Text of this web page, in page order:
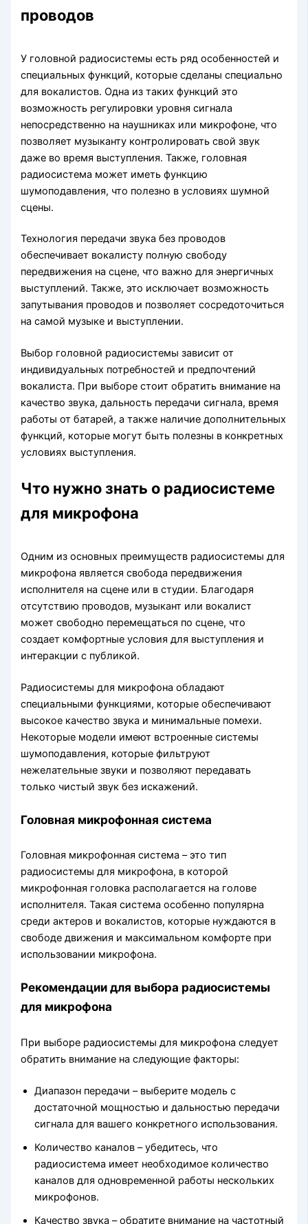
проводов
У головной радиосистемы есть ряд особенностей и
специальных функций, которые сделаны специально
для вокалистов. Одна из таких функций это
возможность регулировки уровня сигнала
непосредственно на наушниках или микрофоне, что
позволяет музыканту контролировать свой звук
даже во время выступления. Также, головная
радиосистема может иметь функцию
шумоподавления, что полезно в условиях шумной
сцены.
Технология передачи звука без проводов
обеспечивает вокалисту полную свободу
передвижения на сцене, что важно для энергичных
выступлений. Также, это исключает возможность
запутывания проводов и позволяет сосредоточиться
на самой музыке и выступлении.
Выбор головной радиосистемы зависит от
индивидуальных потребностей и предпочтений
вокалиста. При выборе стоит обратить внимание на
качество звука, дальность передачи сигнала, время
работы от батарей, а также наличие дополнительных
функций, которые могут быть полезны в конкретных
условиях выступления.
Что нужно знать о радиосистеме
для микрофона
Одним из основных преимуществ радиосистемы для
микрофона является свобода передвижения
исполнителя на сцене или в студии. Благодаря
отсутствию проводов, музыкант или вокалист
может свободно перемещаться по сцене, что
создает комфортные условия для выступления и
интеракции с публикой.
Радиосистемы для микрофона обладают
специальными функциями, которые обеспечивают
высокое качество звука и минимальные помехи.
Некоторые модели имеют встроенные системы
шумоподавления, которые фильтруют
нежелательные звуки и позволяют передавать
только чистый звук без искажений.
Головная микрофонная система
Головная микрофонная система – это тип
радиосистемы для микрофона, в которой
микрофонная головка располагается на голове
исполнителя. Такая система особенно популярна
среди актеров и вокалистов, которые нуждаются в
свободе движения и максимальном комфорте при
использовании микрофона.
Рекомендации для выбора радиосистемы
для микрофона
При выборе радиосистемы для микрофона следует
обратить внимание на следующие факторы:
Диапазон передачи – выберите модель с
достаточной мощностью и дальностью передачи
сигнала для вашего конкретного использования.
Количество каналов – убедитесь, что
радиосистема имеет необходимое количество
каналов для одновременной работы нескольких
микрофонов.
Качество звука – обратите внимание на частотный